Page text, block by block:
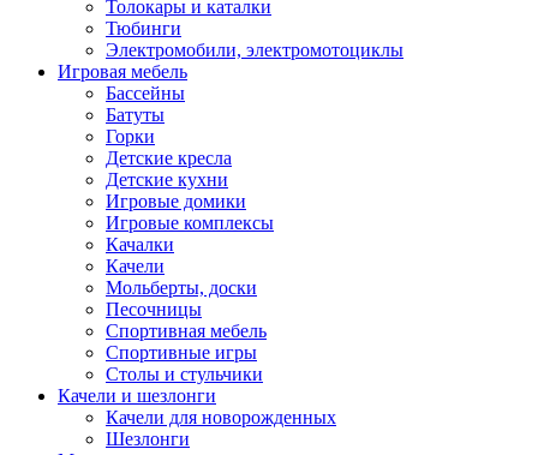
Толокары и каталки
Тюбинги
Электромобили, электромотоциклы
Игровая мебель
Бассейны
Батуты
Горки
Детские кресла
Детские кухни
Игровые домики
Игровые комплексы
Качалки
Качели
Мольберты, доски
Песочницы
Спортивная мебель
Спортивные игры
Столы и стульчики
Качели и шезлонги
Качели для новорожденных
Шезлонги